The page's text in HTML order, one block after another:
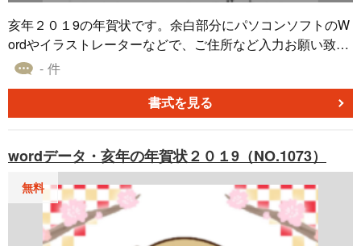
亥年２０１9の年賀状です。余白部分にパソコンソフトのW
ordやイラストレーターなどで、ご住所など入力お願い致し
ます。- 件
書式を見る
wordデータ・亥年の年賀状２０１9（NO.1073）
無料